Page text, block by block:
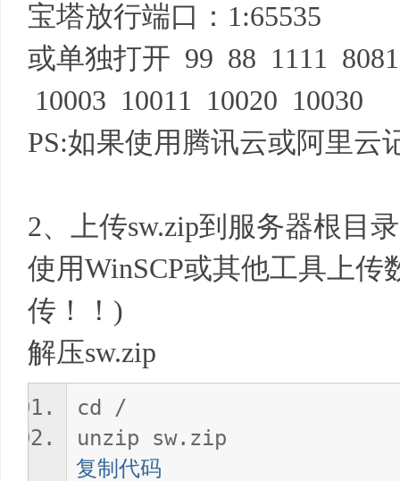
宝塔放行端口：1:65535
或单独打开 99 88 1111
10003 10011 10020 10030
PS:如果使用腾讯云或阿里云
2、上传sw.zip到服务器根目
使用WinSCP或其他工具上
传！！)
解压sw.zip
cd /
unzip sw.zip
复制代码